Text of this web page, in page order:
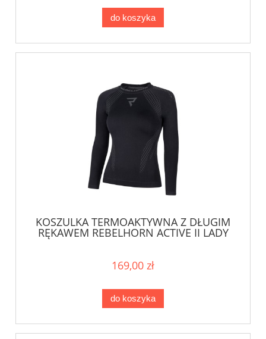
do koszyka
KOSZULKA TERMOAKTYWNA Z DŁUGIM
RĘKAWEM REBELHORN ACTIVE II LADY
169,00 zł
do koszyka